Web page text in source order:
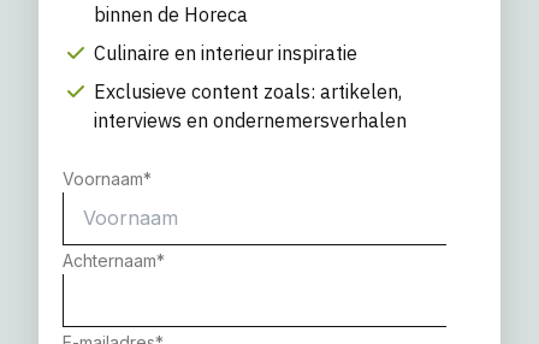
binnen de Horeca
Culinaire en interieur inspiratie
Exclusieve content zoals: artikelen,
interviews en ondernemersverhalen
Voornaam*
Achternaam*